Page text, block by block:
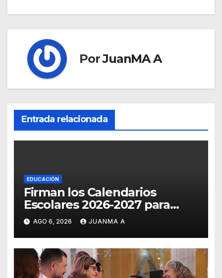
PorJuanMA A
Entrada relacionada
EDUCACIÓN
Firman los Calendarios
Escolares 2026-2027 para
Guanajuato
AGO 6, 2026 JUANMA A